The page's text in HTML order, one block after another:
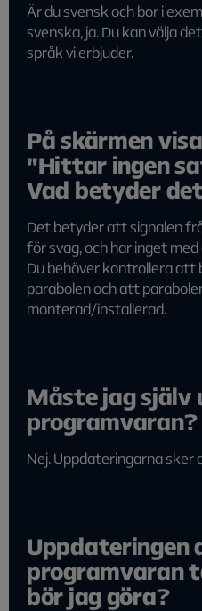
Är du svensk och bor i
svenska, ja. Du kan välja
språk vi erbjuder.
På skärmen
"Hittar ingen
Vad betyder
Det betyder att signalen
för svag, och har inget
Du behöver kontrollera
parabolen och att
monterad/installerad.
Måste jag själv
programvaran?
Nej. Uppdateringarna
Uppdateringen
programvaran
bör jag göra?